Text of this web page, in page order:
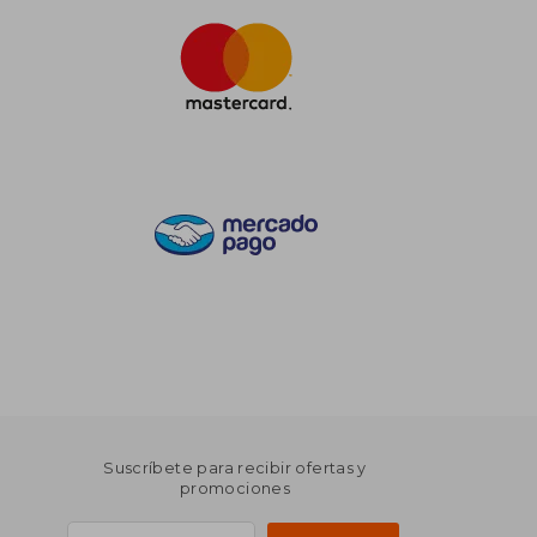
Suscríbete para recibir ofertas y
promociones